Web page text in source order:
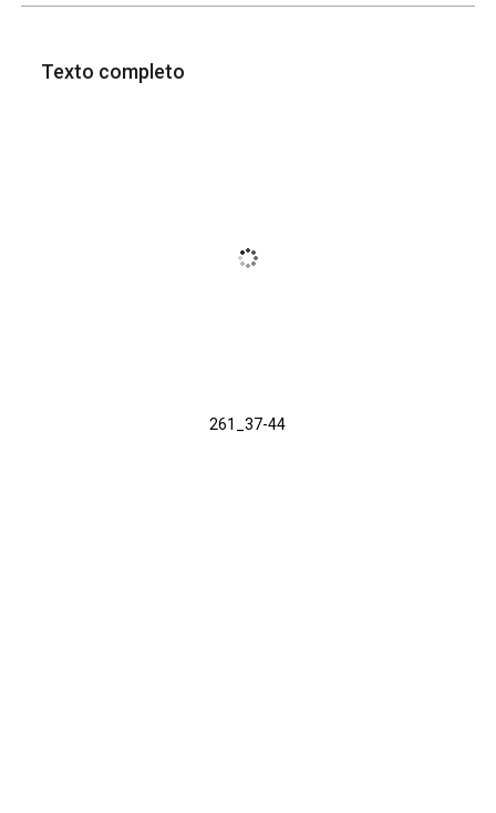
Texto completo
261_37-44